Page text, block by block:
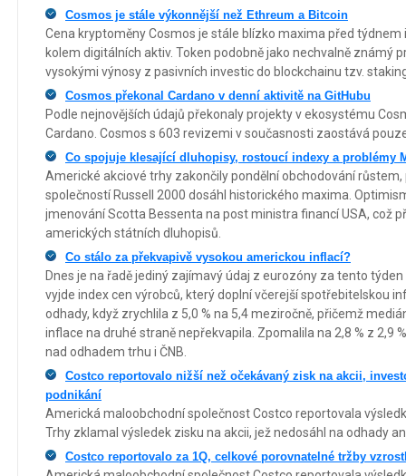
Cosmos je stále výkonnější než Ethreum a Bitcoin
Cena kryptoměny Cosmos je stále blízko maxima před
kolem digitálních aktiv. Token podobně jako nechvalně známý
vysokými výnosy z pasivních investic do blockchainu tzv.
Cosmos překonal Cardano v denní aktivitě na GitHubu
Podle nejnovějších údajů překonaly projekty v ekosystému
Cardano. Cosmos s 603 revizemi v současnosti zaostává
Co spojuje klesající dluhopisy, rostoucí indexy a problémy
Americké akciové trhy zakončily pondělní obchodování
společností Russell 2000 dosáhl historického maxima.
jmenování Scotta Bessenta na post ministra financí USA, což
amerických státních dluhopisů.
Co stálo za překvapivě vysokou americkou inflací?
Dnes je na řadě jediný zajímavý údaj z eurozóny za tento
vyjde index cen výrobců, který doplní včerejší spotřebitelskou
odhady, když zrychlila z 5,0 % na 5,4 meziročně, přičemž
inflace na druhé straně nepřekvapila. Zpomalila na 2,8 % z 2,9
nad odhadem trhu i ČNB.
Costco reportovalo nižší než očekávaný zisk na akcii,
podnikání
Americká maloobchodní společnost Costco reportovala
Trhy zklamal výsledek zisku na akcii, jež nedosáhl na odhady
Costco reportovalo za 1Q, celkové porovnatelné tržby